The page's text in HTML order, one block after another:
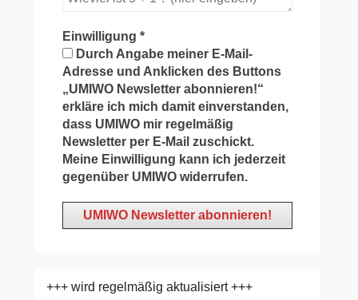
Einwilligung*
Durch Angabe meiner E-Mail-
Adresse und Anklicken des Buttons
„UMIWO Newsletter abonnieren!“
erkläre ich mich damit einverstanden,
dass UMIWO mir regelmäßig
Newsletter per E-Mail zuschickt.
Meine Einwilligung kann ich jederzeit
gegenüber UMIWO widerrufen.
+++ wird regelmäßig aktualisiert +++